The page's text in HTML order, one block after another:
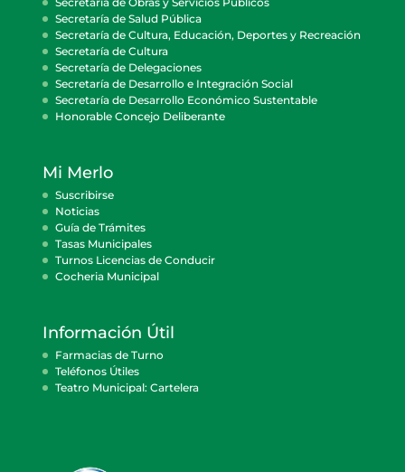
Secretaría de Salud Pública
Secretaría de Cultura, Educación, Deportes y Recreación
Secretaría de Cultura
Secretaría de Delegaciones
Secretaría de Desarrollo e Integración Social
Secretaría de Desarrollo Económico Sustentable
Honorable Concejo Deliberante
Mi Merlo
Suscribirse
Noticias
Guía de Trámites
Tasas Municipales
Turnos Licencias de Conducir
Cocheria Municipal
Información Útil
Farmacias de Turno
Teléfonos Útiles
Teatro Municipal: Cartelera